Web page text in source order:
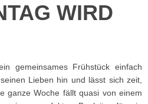
WIRD
gemeinsames Frühstück einfach
Lieben hin und lässt sich zeit,
ganze Woche fällt quasi von einem